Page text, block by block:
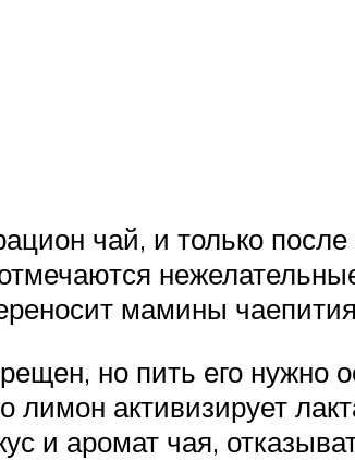
чай, и только
мамины
но пить его нужно
активизирует
и аромат чая,